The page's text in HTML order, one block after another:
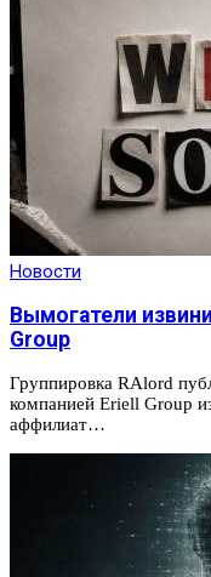
Новости
Вымогатели
Group
Группировка RAlord
компанией Eriell Group
аффилиат…